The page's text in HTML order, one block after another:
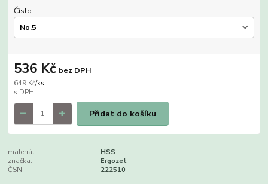
Číslo
649 Kč/ks
536 Kč bez DPH
Přidat do košíku
materiál:
HSS
značka:
Ergozet
ČSN:
222510